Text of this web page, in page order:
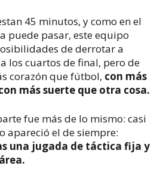
45 minutos, y como en el
puede pasar, este equipo
de derrotar a
los cuartos de final, pero de
corazón que fútbol, con más
más suerte que otra cosa.
fue más de lo mismo: casi
apareció el de siempre:
una jugada de táctica fija y